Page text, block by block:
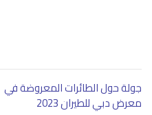
جولة حول الطائرات المعروضة في
معرض دبي للطيران 2023